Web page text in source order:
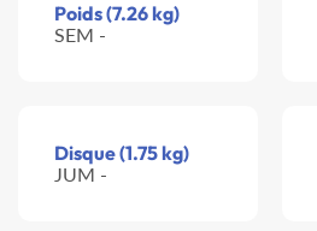
Poids (7.26 kg)
SEM -
Disque (1.75 kg)
JUM -